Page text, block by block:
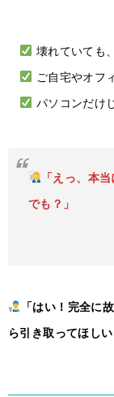
壊れていても
ご自宅やオフ
パソコンだけ
「えっ、本
でも？」
「はい！完全に
ら引き取ってほし